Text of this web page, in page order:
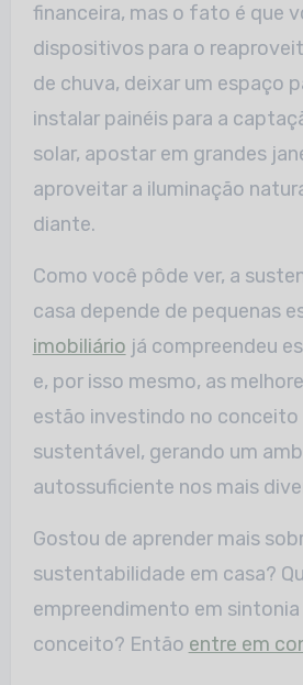
financeira, mas o fato é que
dispositivos para o
de chuva, deixar um espaço
instalar painéis para a
solar, apostar em grandes
aproveitar a iluminação
diante.
Como você pôde ver, a
casa depende de pequenas
imobiliário já compreendeu
e, por isso mesmo, as
estão investindo no
sustentável, gerando um
autossuficiente nos mais
Gostou de aprender mais
sustentabilidade em casa?
empreendimento em sintonia
conceito? Então entre em